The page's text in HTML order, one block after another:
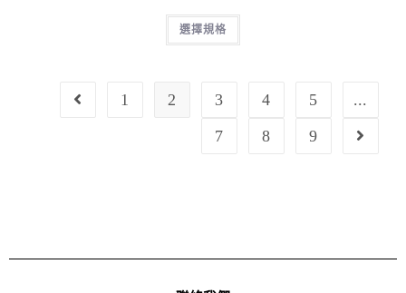
選擇規格
1 2 3 4 5
...
7
8 9